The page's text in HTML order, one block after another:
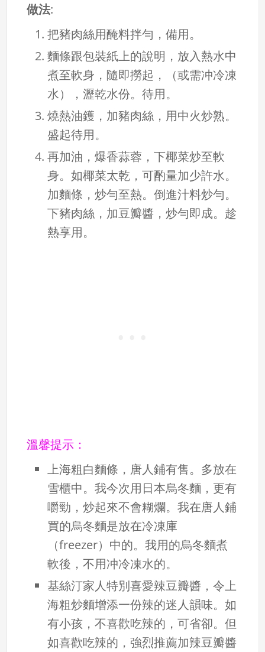
做法:
把豬肉絲用醃料拌勻，備用。
麵條跟包裝紙上的說明，放入熱水中
煮至軟身，隨即撈起，（或需冲冷凍
水），瀝乾水份。待用。
燒熱油鑊，加豬肉絲，用中火炒熟。
盛起待用。
再加油，爆香蒜蓉，下椰菜炒至軟
身。如椰菜太乾，可酌量加少許水。
加麵條，炒勻至熱。倒進汁料炒勻。
下豬肉絲，加豆瓣醬，炒勻即成。趁
熱享用。
溫馨提示：
上海粗白麵條，唐人鋪有售。多放在
雪櫃中。我今次用日本烏冬麵，更有
嚼勁，炒起來不會糊爛。我在唐人鋪
買的烏冬麵是放在冷凍庫
（freezer）中的。我用的烏冬麵煮
軟後，不用冲冷凍水的。
基絲汀家人特別喜愛辣豆瓣醬，令上
海粗炒麵增添一份辣的迷人韻味。如
有小孩，不喜歡吃辣的，可省卻。但
如喜歡吃辣的，強烈推薦加辣豆瓣醬